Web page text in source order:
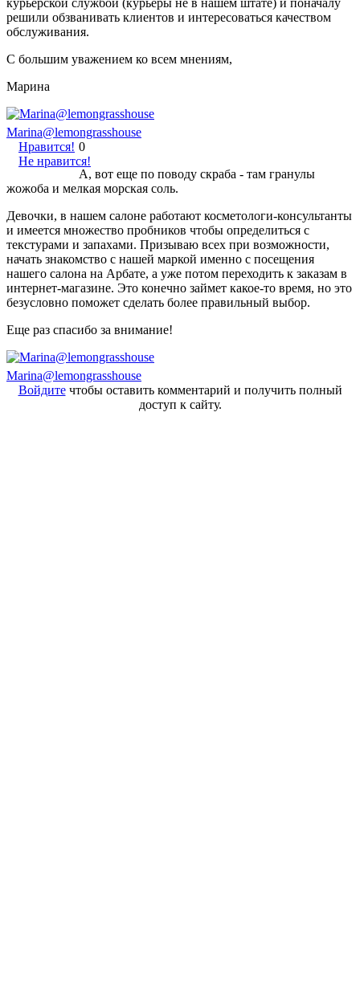
решили обзванивать клиентов и интересоваться качеством
обслуживания.
С большим уважением ко всем мнениям,
Марина
Marina@lemongrasshouse
Нравится!
Не нравится!
0
А, вот еще по поводу скраба - там гранулы
жожоба и мелкая морская соль.
Девочки, в нашем салоне работают косметологи-консультанты
и имеется множество пробников чтобы определиться с
текстурами и запахами. Призываю всех при возможности,
начать знакомство с нашей маркой именно с посещения
нашего салона на Арбате, а уже потом переходить к заказам в
интернет-магазине. Это конечно займет какое-то время, но это
безусловно поможет сделать более правильный выбор.
Еще раз спасибо за внимание!
Marina@lemongrasshouse
Войдитечтобы оставить комментарий и получить полный
доступ к сайту.